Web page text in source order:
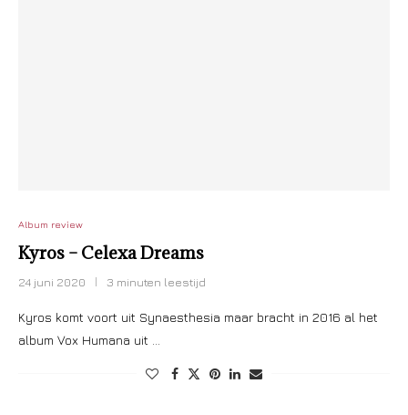
Album review
Kyros – Celexa Dreams
24 juni 2020 3 minuten leestijd
Kyros komt voort uit Synaesthesia maar bracht in 2016 al het
album Vox Humana uit …